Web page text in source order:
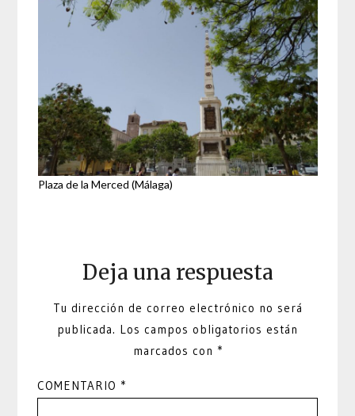
Plaza de la Merced (Málaga)
Deja una respuesta
Tu dirección de correo electrónico no será
publicada. Los campos obligatorios están
marcados con *
COMENTARIO *